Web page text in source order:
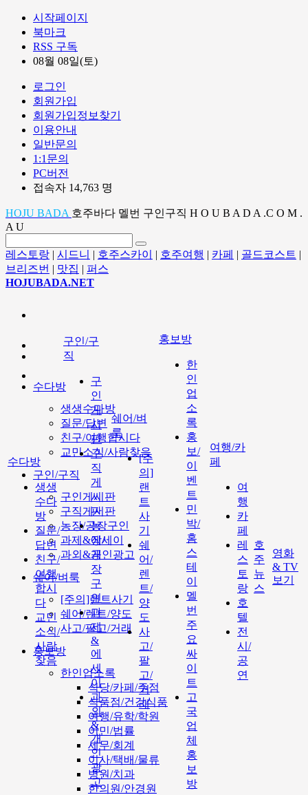
시작페이지
북마크
RSS 구독
08월 08일(토)
로그인
회원가입
회원가입정보찾기
이용안내
일반문의
1:1문의
PC버전
접속자 14,763 명
HOJU BADA 호주바다 멜번 구인구직 H O U B A D A .C O M .
A U
레스토랑 | 시드니 | 호주스카이 | 호주여행 | 카페 | 골드코스트 |
브리즈번 | 맛집 | 퍼스
HOJUBADA.NET
수다방
생생수다방
질문/답변
친구/여행합시다
교민소식/사람찾음
구인/구직
구인게시판
구직게시판
농장/공장구인
과제&에세이
과외&개인광고
쉐어/벼룩
[주의]랜트사기
쉐어/렌트/양도
사고/팔고/거래
홍보방
한인업소록
식당/카페/주점
식품점/건강식품
여행/유학/학원
이민/법률
세무/회계
이사/택배/물류
병원/치과
한의원/안경원
수다방
생생
수다
방
질문/
답변
친구/
여행
합시
다
교민
소식/
사람
찾음
구인/구
직
구
인
게
시
판
구
직
게
시
판
농
장/
공
장
구
인
과
제
&
에
세
이
과
외
&
개
인
광
고
쉐어/벼
룩
[주
의]
랜
트
사
기
쉐
어/
렌
트/
양
도
사
고/
팔
고/
거
래
홍보방
한
인
업
소
록
홍
보/
이
벤
트
민
박/
홈
스
테
이
멜
번
주
요
싸
이
트
고
국
업
체
홍
보
방
여행/카
페
여
행
카
페
레
스
토
랑
호
텔
전
시/
공
연
호
주
뉴
스
영화
& TV
보기